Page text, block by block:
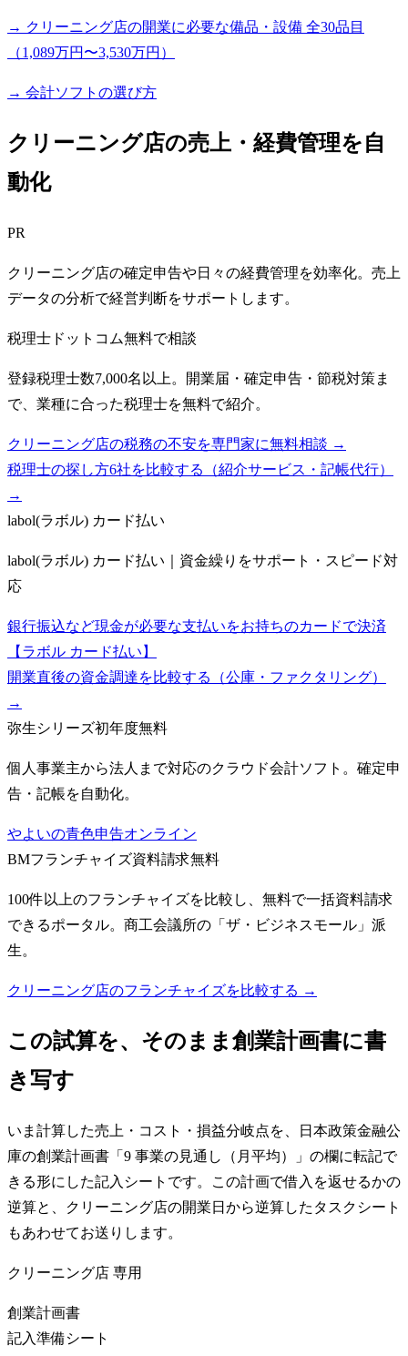
→ クリーニング店の開業に必要な備品・設備 全30品目
（1,089万円〜3,530万円）
→ 会計ソフトの選び方
クリーニング店の売上・経費管理を自
動化
PR
クリーニング店の確定申告や日々の経費管理を効率化。売上
データの分析で経営判断をサポートします。
税理士ドットコム無料で相談
登録税理士数7,000名以上。開業届・確定申告・節税対策ま
で、業種に合った税理士を無料で紹介。
クリーニング店の税務の不安を専門家に無料相談 →
税理士の探し方6社を比較する（紹介サービス・記帳代行）
→
labol(ラボル) カード払い
labol(ラボル) カード払い｜資金繰りをサポート・スピード対
応
銀行振込など現金が必要な支払いをお持ちのカードで決済
【ラボル カード払い】
開業直後の資金調達を比較する（公庫・ファクタリング）
→
弥生シリーズ初年度無料
個人事業主から法人まで対応のクラウド会計ソフト。確定申
告・記帳を自動化。
やよいの青色申告オンライン
BMフランチャイズ資料請求無料
100件以上のフランチャイズを比較し、無料で一括資料請求
できるポータル。商工会議所の「ザ・ビジネスモール」派
生。
クリーニング店のフランチャイズを比較する →
この試算を、そのまま創業計画書に書
き写す
いま計算した売上・コスト・損益分岐点を、日本政策金融公
庫の創業計画書「9 事業の見通し（月平均）」の欄に転記で
きる形にした記入シートです。この計画で借入を返せるかの
逆算と、クリーニング店の開業日から逆算したタスクシート
もあわせてお送りします。
クリーニング店 専用
創業計画書
記入準備シート